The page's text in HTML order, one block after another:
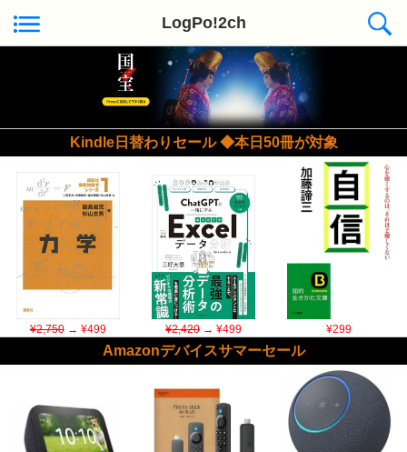
LogPo!2ch
Kindle日替わりセール ◆本日50冊が対象
¥2,750→ ¥499 ¥2,420→ ¥499 ¥299
Amazonデバイスサマーセール